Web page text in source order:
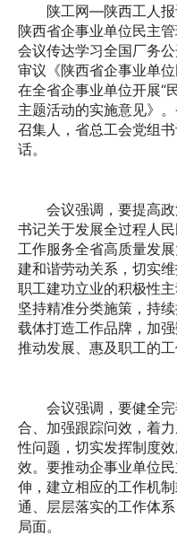
陕工网—陕西工人报
陕西省企事业单位民主
会议传达学习全国厂务
审议《陕西省企事业单
在全省企事业单位开展“
主题活动的实施意见》
召集人，省总工会党组
话。
会议强调，要提高政
书记关于发展全过程人
工作服务全省高质量发
建和谐劳动关系，切实
职工建功立业的积极性
坚持精准分类施策，持
载体打造工作品牌，加
推动发展、惠及职工的工
会议强调，要健全完
合、加强跟踪问效，着
性问题，切实发挥制度
效。要推动企事业单位
伸，建立相应的工作机
通、层层落实的工作体
局面。